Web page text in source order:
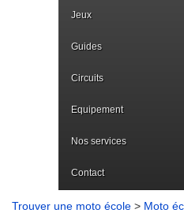
Jeux
Guides
Circuits
Equipement
Nos services
Contact
Trouver une moto école > Moto